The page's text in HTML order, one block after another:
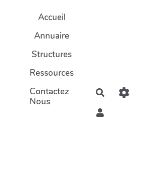
Accueil
Annuaire
Structures
Ressources
Contactez
Nous
Rechercher